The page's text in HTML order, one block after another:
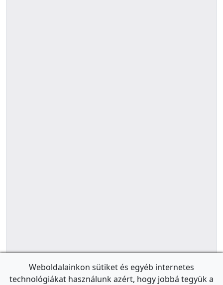
Weboldalainkon sütiket és egyéb internetes
technológiákat használunk azért, hogy jobbá tegyük a